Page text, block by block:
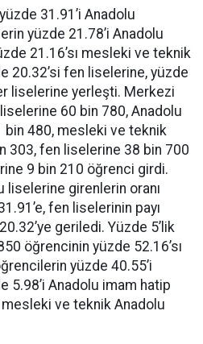
31.91’i Anadolu
yüzde 21.78’i Anadolu
21.16’sı mesleki ve teknik
20.32’si fen liselerine, yüzde
liselerine yerleşti. Merkezi
60 bin 780, Anadolu
480, mesleki ve teknik
303, fen liselerine 38 bin 700
9 bin 210 öğrenci girdi.
liselerine girenlerin oranı
fen liselerinin payı
geriledi. Yüzde 5’lik
öğrencinin yüzde 52.16’sı
yüzde 40.55’i
5.98’i Anadolu imam hatip
mesleki ve teknik Anadolu